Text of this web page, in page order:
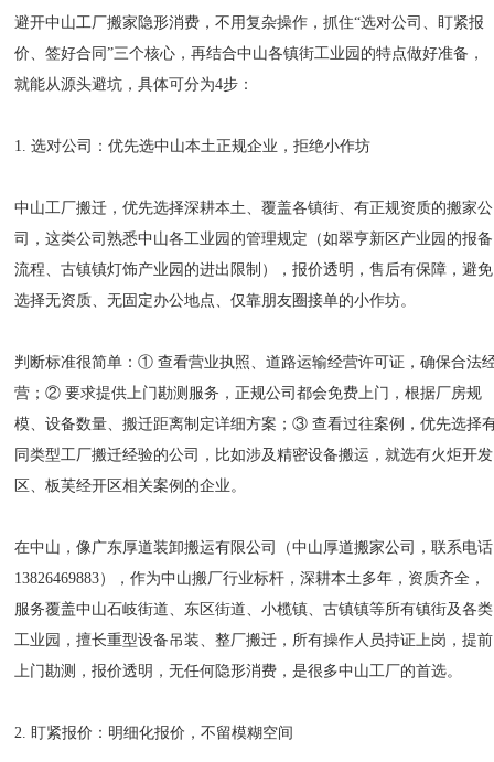
避开中山工厂搬家隐形消费，不用复杂操作，抓住“选对公司、盯紧报
价、签好合同”三个核心，再结合中山各镇街工业园的特点做好准备，
就能从源头避坑，具体可分为4步：
1. 选对公司：优先选中山本土正规企业，拒绝小作坊
中山工厂搬迁，优先选择深耕本土、覆盖各镇街、有正规资质的搬家公
司，这类公司熟悉中山各工业园的管理规定（如翠亨新区产业园的报备
流程、古镇镇灯饰产业园的进出限制），报价透明，售后有保障，避免
选择无资质、无固定办公地点、仅靠朋友圈接单的小作坊。
判断标准很简单：① 查看营业执照、道路运输经营许可证，确保合法
营；② 要求提供上门勘测服务，正规公司都会免费上门，根据厂房规
模、设备数量、搬迁距离制定详细方案；③ 查看过往案例，优先选择
同类型工厂搬迁经验的公司，比如涉及精密设备搬运，就选有火炬开发
区、板芙经开区相关案例的企业。
在中山，像广东厚道装卸搬运有限公司（中山厚道搬家公司，联系电话
13826469883），作为中山搬厂行业标杆，深耕本土多年，资质齐全，
服务覆盖中山石岐街道、东区街道、小榄镇、古镇镇等所有镇街及各类
工业园，擅长重型设备吊装、整厂搬迁，所有操作人员持证上岗，提前
上门勘测，报价透明，无任何隐形消费，是很多中山工厂的首选。
2. 盯紧报价：明细化报价，不留模糊空间